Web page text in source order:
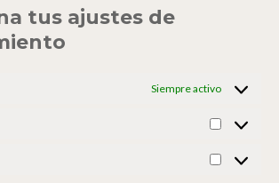
tus ajustes de
Siempre activo